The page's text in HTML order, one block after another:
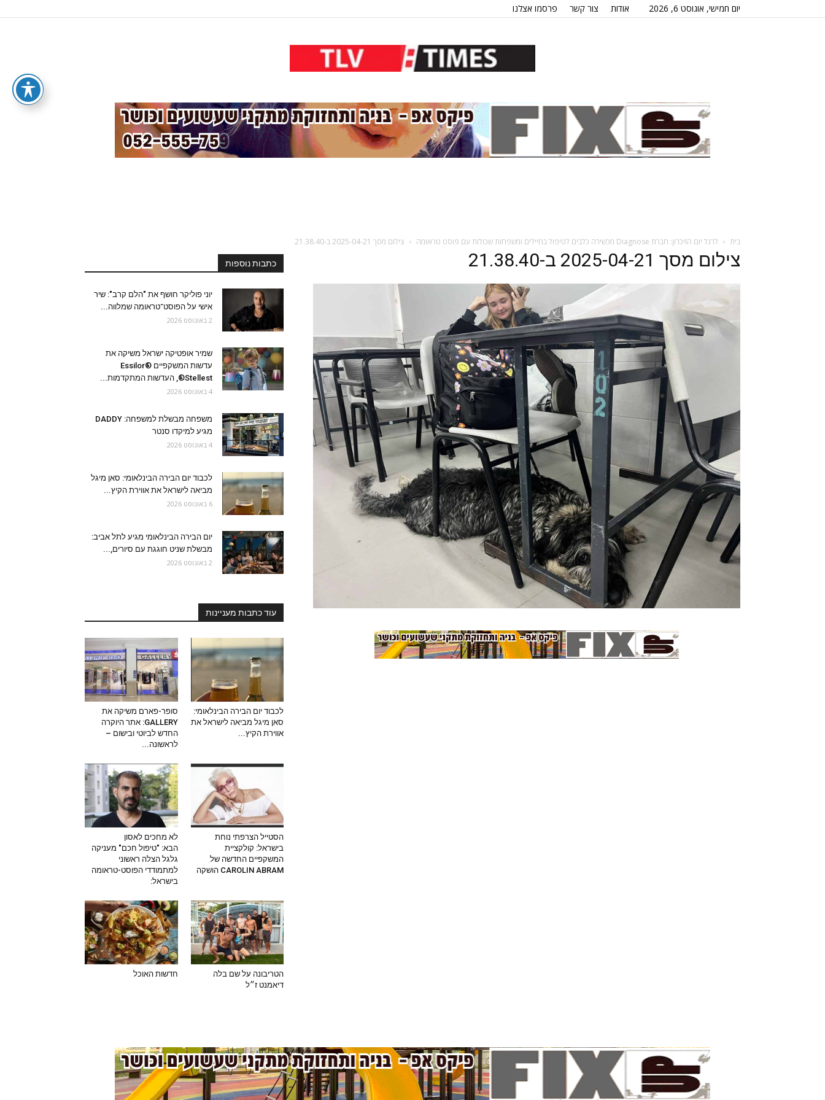
יום חמישי, אוגוסט 6, 2026 אודות צור קשר פרסמו אצלנו
בית לרגל יום הזיכרון: חברת Diagnose מכשירה כלבים לטיפול בחיילים ומשפחות שכולות עם פוסט טראומה צילום מסך 2025-04-21 ב-21.38.40
צילום מסך 2025-04-21 ב-21.38.40 כתבות נוספות
יוני פוליקר חושף את "הלם קרב": שיר
אישי על הפוסט־טראומה שמלווה...
2 באוגוסט 2026
שמיר אופטיקה ישראל משיקה את
עדשות המשקפיים Essilor®
Stellest®, העדשות המתקדמות...
4 באוגוסט 2026
משפחה מבשלת למשפחה: DADDY
מגיע למיקדו סנטר
4 באוגוסט 2026
לכבוד יום הבירה הבינלאומי: סאן מיגל
מביאה לישראל את אווירת הקיץ...
6 באוגוסט 2026
יום הבירה הבינלאומי מגיע לתל אביב:
מבשלת שניט חוגגת עם סיורים,...
2 באוגוסט 2026
עוד כתבות מעניינות
לכבוד יום הבירה הבינלאומי:
סאן מיגל מביאה לישראל את
אווירת הקיץ...
סופר-פארם משיקה את
GALLERY: אתר היוקרה
החדש לביוטי ובישום –
לראשונה...
הסטייל הצרפתי נוחת
בישראל: קולקציית
המשקפיים החדשה של
CAROLIN ABRAM הושקה
לא מחכים לאסון
הבא: "טיפול חכם" מעניקה
גלגל הצלה ראשוני
למתמודדי הפוסט-טראומה
בישראל:
הטריבונה על שם בלה
דיאמנט ז״ל
חדשות האוכל